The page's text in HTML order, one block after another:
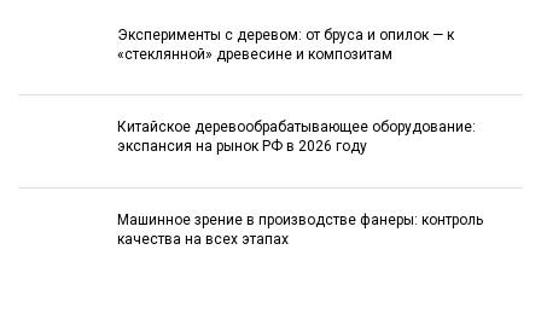
Эксперименты с деревом: от бруса и опилок — к
«стеклянной» древесине и композитам
Китайское деревообрабатывающее оборудование:
экспансия на рынок РФ в 2026 году
Машинное зрение в производстве фанеры: контроль
качества на всех этапах